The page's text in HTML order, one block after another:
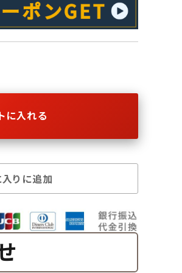
に入れる
りに追加